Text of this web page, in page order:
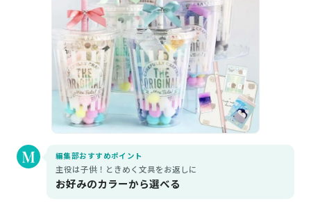
編集部おすすめポイント
主役は子供！ときめく文具をお返しに
お好みのカラーから選べる